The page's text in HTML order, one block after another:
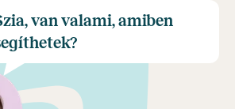
van valami, amiben